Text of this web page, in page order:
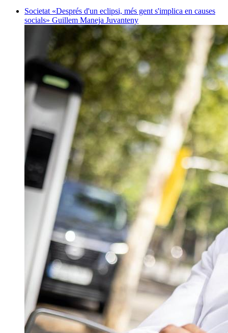
Societat «Després d'un eclipsi, més gent s'implica en causes
socials» Guillem Maneja Juvanteny